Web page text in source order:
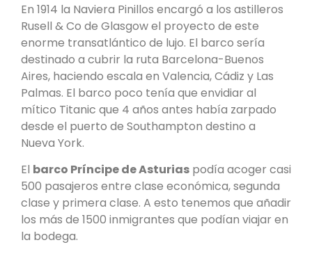
En 1914 la Naviera Pinillos encargó a los astilleros
Rusell & Co de Glasgow el proyecto de este
enorme transatlántico de lujo. El barco sería
destinado a cubrir la ruta Barcelona-Buenos
Aires, haciendo escala en Valencia, Cádiz y Las
Palmas. El barco poco tenía que envidiar al
mítico Titanic que 4 años antes había zarpado
desde el puerto de Southampton destino a
Nueva York.
El barco Príncipe de Asturias podía acoger casi
500 pasajeros entre clase económica, segunda
clase y primera clase. A esto tenemos que añadir
los más de 1500 inmigrantes que podían viajar en
la bodega.